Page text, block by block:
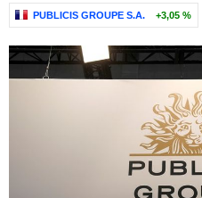
PUBLICIS GROUPE S.A. +3,05 %